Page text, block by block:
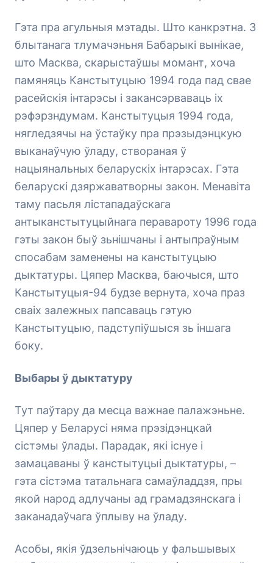
Гэта пра агульныя мэтады. Што канкрэтна. З
блытанага тлумачэньня Бабарыкі вынікае,
што Масква, скарыстаўшы момант, хоча
памяняць Канстытуцыю 1994 года пад свае
расейскія інтарэсы і закансэрваваць іх
рэфэрзндумам. Канстытуцыя 1994 года,
нягледзячы на ўстаўку пра прэзыдэнцкую
выканаўчую ўладу, створаная ў
нацыянальных беларускіх інтарэсах. Гэта
беларускі дзяржаватворны закон. Менавіта
таму пасьля лістападаўскага
антыканстытуцыйнага перавароту 1996 года
гэты закон быў зьнішчаны і антыпраўным
спосабам заменены на канстытуцыю
дыктатуры. Цяпер Масква, баючыся, што
Канстытуцыя-94 будзе вернута, хоча праз
сваіх залежных папсаваць гэтую
Канстытуцыю, падступіўшыся зь іншага
боку.
Выбары ў дыктатуру
Тут паўтару да месца важнае палажэньне.
Цяпер у Беларусі няма прэзідэнцкай
сістэмы ўлады. Парадак, які існуе і
замацаваны ў канстытуцыі дыктатуры, –
гэта сістэма татальнага самаўладдзя, пры
якой народ адлучаны ад грамадзянскага і
заканадаўчага ўплыву на ўладу.
Асобы, якія ўдзельнічаюць у фальшывых